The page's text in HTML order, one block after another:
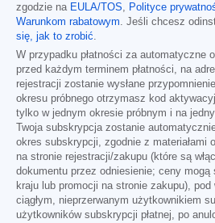
zgodzie na EULA/TOS, Polityce
Warunkom rabatowym. Jeśli chcesz
się, jak to zrobić.
W przypadku płatności za automatyczne
przed każdym terminem płatności, na
rejestracji zostanie wysłane
okresu próbnego otrzymasz kod
tylko w jednym okresie próbnym i na
Twoja subskrypcja zostanie
okres subskrypcji, zgodnie z materiałami
na stronie rejestracji/zakupu (które są
dokumentu przez odniesienie; ceny
kraju lub promocji na stronie zakupu),
ciągłym, nieprzerwanym użytkownikiem
użytkowników subskrypcji płatnej, po